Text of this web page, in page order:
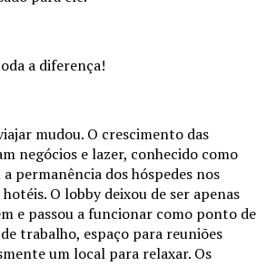
a diferença!
mudou. O crescimento das
negócios e lazer, conhecido como
permanência dos hóspedes nos
O lobby deixou de ser apenas
e passou a funcionar como ponto de
trabalho, espaço para reuniões
um local para relaxar. Os